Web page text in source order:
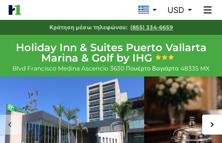
USD
Κράτηση μέσω τηλεφώνου: (855) 334-6659
Holiday Inn & Suites Puerto Vallarta
Marina & Golf by IHG
Blvd Francisco Medina Ascencio 3630 Πουέρτο Βαγιάρτα 48335 MX